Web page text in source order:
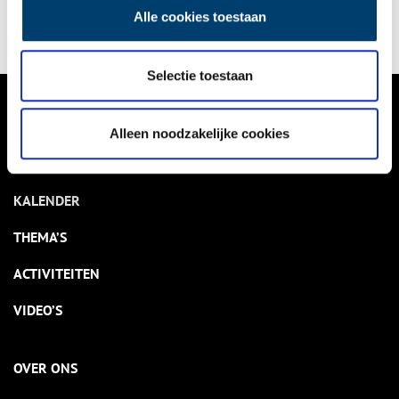
Alle cookies toestaan
Selectie toestaan
Alleen noodzakelijke cookies
NIEUWS
KALENDER
THEMA’S
ACTIVITEITEN
VIDEO’S
OVER ONS